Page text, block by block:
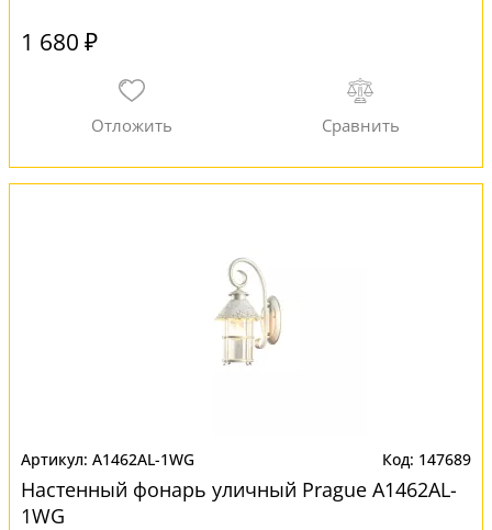
1 680 ₽
A1462AL-1WG 147689
Настенный фонарь уличный Prague A1462AL-
1WG